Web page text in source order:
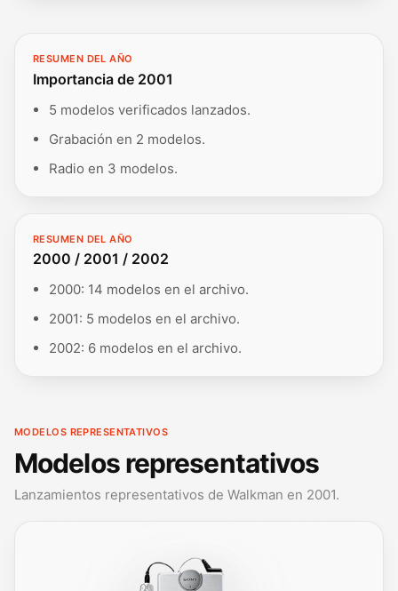
RESUMEN DEL AÑO
Importancia de 2001
5 modelos verificados lanzados.
Grabación en 2 modelos.
Radio en 3 modelos.
RESUMEN DEL AÑO
2000 / 2001 / 2002
2000: 14 modelos en el archivo.
2001: 5 modelos en el archivo.
2002: 6 modelos en el archivo.
MODELOS REPRESENTATIVOS
Modelos representativos
Lanzamientos representativos de Walkman en 2001.